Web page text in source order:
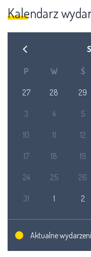
Kalendarz
P W Ś
27 28 29
3 4 5
10 11 12
17 18 19
24 25 26
31 1 2
Aktualne